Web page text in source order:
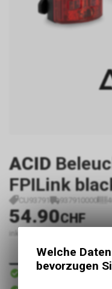
ACID
FPILink
CU93791 937910000
54.90CHF
inkl. MwSt., zzgl.
Sofort verfügbar
Welche
bevorzugen